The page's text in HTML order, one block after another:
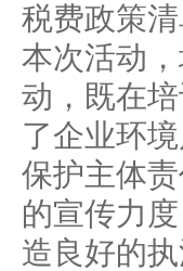
税费政策
本次活动
动，既在
了企业环
保护主体
的宣传力
造良好的